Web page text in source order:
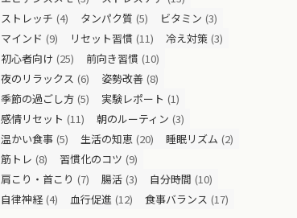
ストレッチ (4) タンパク質 (5) ビタミン (3)
マインド (9) リセット習慣 (11) 冷え対策 (3)
初心者向け (25) 前向き習慣 (10)
夜のリラックス (6) 姿勢改善 (8)
季節の過ごし方 (5) 実験レポート (1)
感情リセット (11) 朝のルーティン (3)
温かい食事 (5) 生活の知恵 (20) 睡眠リズム (2)
筋トレ (8) 習慣化のコツ (9)
肩こり・首こり (7) 腸活 (3) 自分時間 (10)
自律神経 (4) 血行促進 (12) 食事バランス (17)